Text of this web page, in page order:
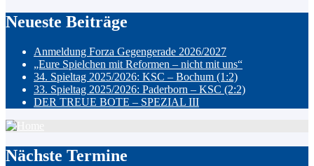
Neueste Beiträge
Anmeldung Forza Gegengerade 2026/2027
„Eure Spielchen mit Reformen – nicht mit uns“
34. Spieltag 2025/2026: KSC – Bochum (1:2)
33. Spieltag 2025/2026: Paderborn – KSC (2:2)
DER TREUE BOTE – SPEZIAL III
Nächste Termine